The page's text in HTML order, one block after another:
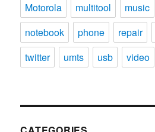
Motorola
multitool music
notebook
phone repair
twitter
umts usb video